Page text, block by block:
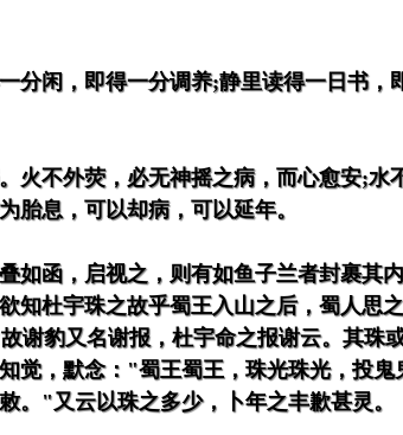
分闲，即得一分调养;静里读得一日书，
火不外荧，必无神摇之病，而心愈安;水
胎息，可以却病，可以延年。
如函，启视之，则有如鱼子兰者封裹其
知杜宇珠之故乎蜀王入山之后，蜀人思
谢豹又名谢报，杜宇命之报谢云。其珠
觉，默念："蜀王蜀王，珠光珠光，投鬼
。"又云以珠之多少，卜年之丰歉甚灵。